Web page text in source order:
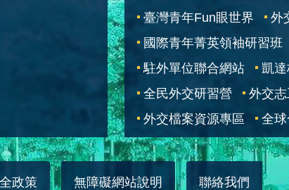
臺灣青年Fun眼世界
外
國際青年菁英領袖研習班
駐外單位聯合網站
凱
全民外交研習營
外交志
外交檔案資源專區
全球
政策 無障礙網站說明 聯絡我們